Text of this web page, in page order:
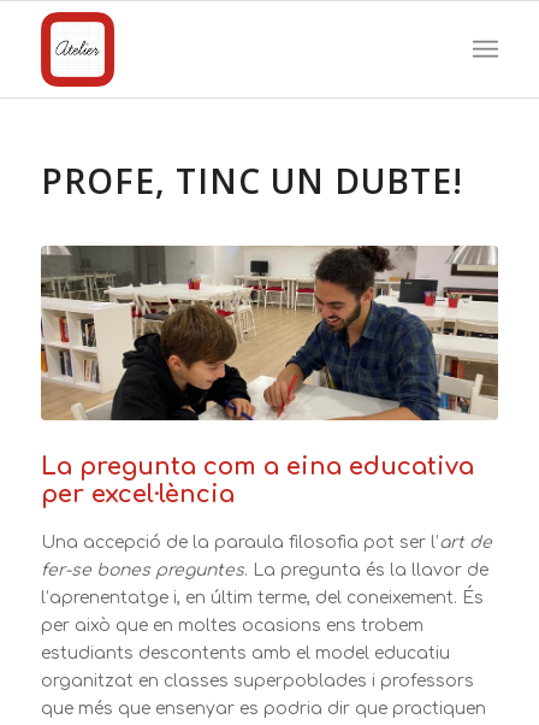
PROFE, TINC UN DUBTE!
La pregunta com a eina educativa
per excel·lència
Una accepció de la paraula filosofia pot ser l’art de
fer-se bones preguntes. La pregunta és la llavor de
l’aprenentatge i, en últim terme, del coneixement. És
per això que en moltes ocasions ens trobem
estudiants descontents amb el model educatiu
organitzat en classes superpoblades i professors
que més que ensenyar es podria dir que practiquen